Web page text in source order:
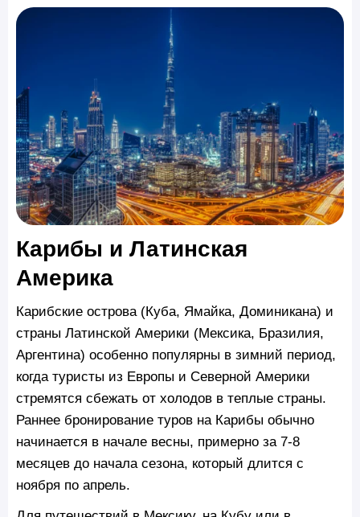
Карибы и Латинская
Америка
Карибские острова (Куба, Ямайка, Доминикана) и
страны Латинской Америки (Мексика, Бразилия,
Аргентина) особенно популярны в зимний период,
когда туристы из Европы и Северной Америки
стремятся сбежать от холодов в теплые страны.
Раннее бронирование туров на Карибы обычно
начинается в начале весны, примерно за 7-8
месяцев до начала сезона, который длится с
ноября по апрель.